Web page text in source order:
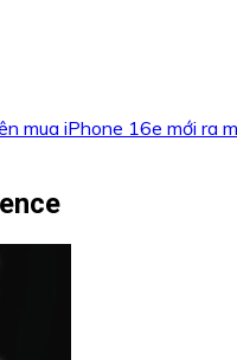
mua iPhone 16e mới ra